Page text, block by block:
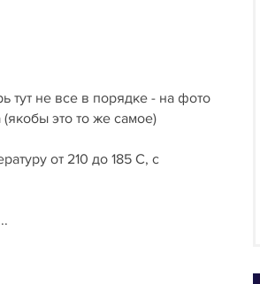
тут не все в порядке - на фото
это то же самое)
от 210 до 185 С, с